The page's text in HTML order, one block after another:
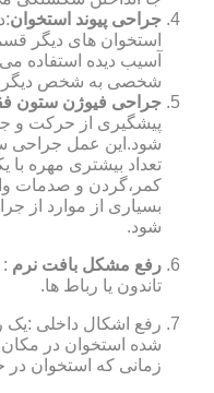
جراحی پیوند استخوان
استخوان های دیگر
آسیب دیده استفاده
شخصی به شخص دیگر
جراحی فیوژن ستون
پیشگیری از حرکت و
شود.این عمل جراحی
تعداد بیشتری مهره
کمر،گردن و صدمات
بسیاری از موارد از
شود.
رفع مشکل بافت نرم
تاندون یا رباط ها.
رفع اشکال داخلی
شده استخوان در مکان
زمانی که استخوان در